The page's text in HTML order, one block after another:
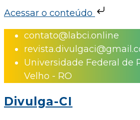
Acessar o conteúdo
Skip
content
contato@labci.online
Universidade Federal de
Velho - RO
Divulga-CI